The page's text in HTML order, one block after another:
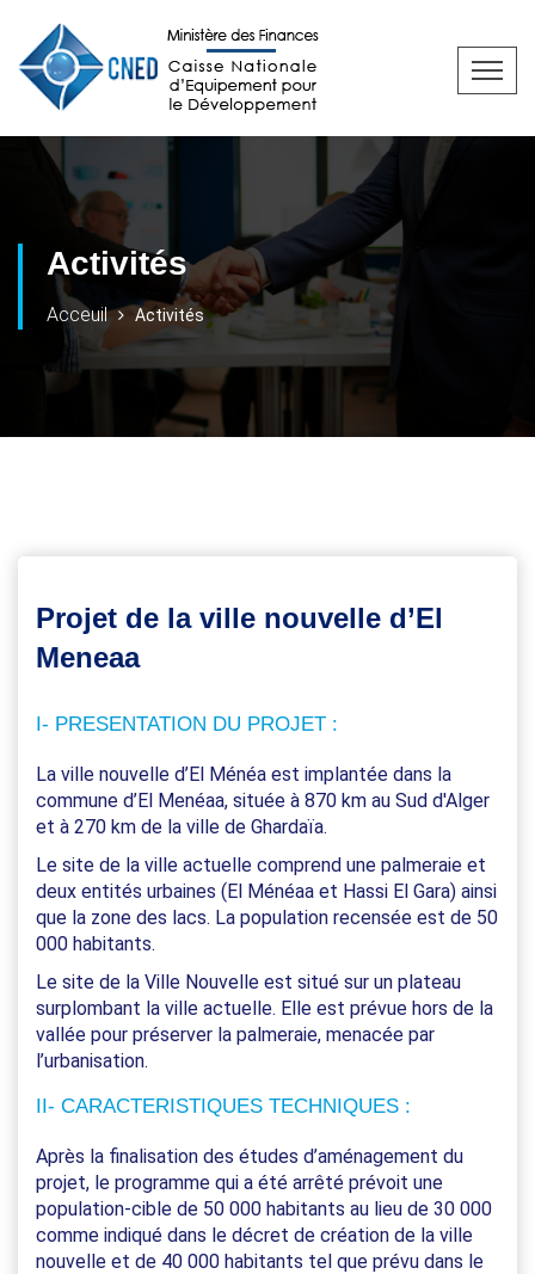
Activités
Acceuil Activités
Projet de la ville nouvelle d’El
Meneaa
I- PRESENTATION DU PROJET :
La ville nouvelle d’El Ménéa est implantée dans la
commune d’El Menéaa, située à 870 km au Sud d'Alger
et à 270 km de la ville de Ghardaïa.
Le site de la ville actuelle comprend une palmeraie et
deux entités urbaines (El Ménéaa et Hassi El Gara) ainsi
que la zone des lacs. La population recensée est de 50
000 habitants.
Le site de la Ville Nouvelle est situé sur un plateau
surplombant la ville actuelle. Elle est prévue hors de la
vallée pour préserver la palmeraie, menacée par
l’urbanisation.
II- CARACTERISTIQUES TECHNIQUES :
Après la finalisation des études d’aménagement du
projet, le programme qui a été arrêté prévoit une
population-cible de 50 000 habitants au lieu de 30 000
comme indiqué dans le décret de création de la ville
nouvelle et de 40 000 habitants tel que prévu dans le